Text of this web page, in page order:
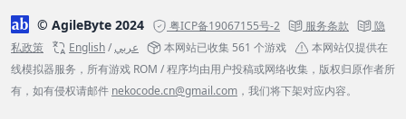
© AgileByte 2024 粤ICP备19067155号-2 服务条款
隐
私政策
English/عربي 本网站已收集 561 个游戏
本网站仅提供在
线模拟器服务，所有游戏 ROM / 程序均由用户投稿或网络收集，版权归原作者所
有，如有侵权请邮件 nekocode.cn@gmail.com ，我们将下架对应内容。